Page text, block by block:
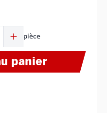
pièce
panier